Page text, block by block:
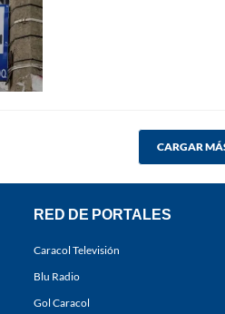
CARGAR
RED DE PORTALES
Caracol Televisión
Blu Radio
Gol Caracol